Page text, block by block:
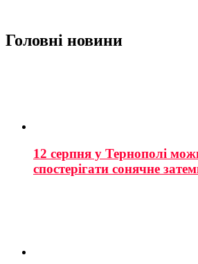
Головні новини
12 серпня у Тернополі
спостерігати сонячне